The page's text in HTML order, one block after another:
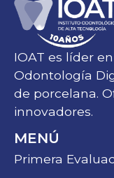
IOAT es líder
Odontología
de porcelana.
innovadores.
MENÚ
Primera